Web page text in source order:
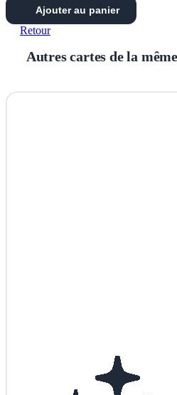
Ajouter au panier
Retour
Autres cartes de la